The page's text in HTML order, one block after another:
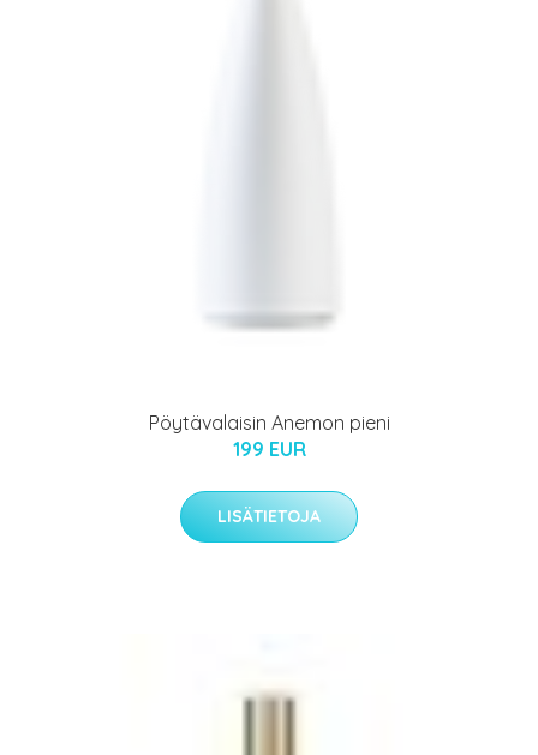
Pöytävalaisin Anemon pieni
199 EUR
LISÄTIETOJA